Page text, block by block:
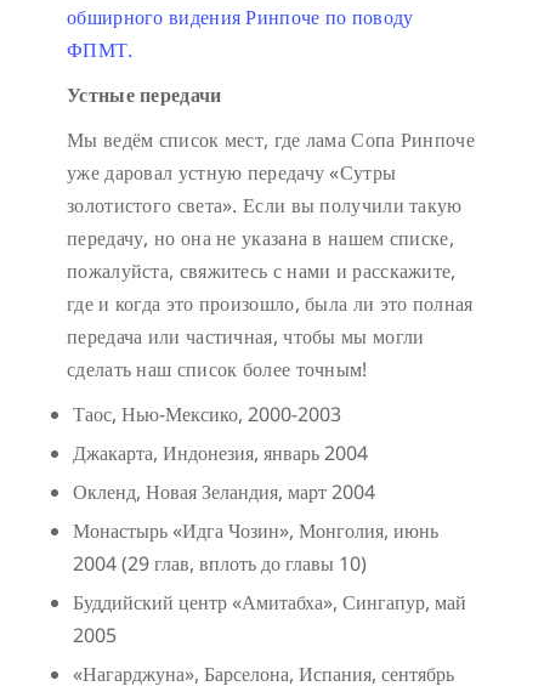
обширного видения Ринпоче по поводу
ФПМТ.
Устные передачи
Мы ведём список мест, где лама Сопа Ринпоче
уже даровал устную передачу «Сутры
золотистого света». Если вы получили такую
передачу, но она не указана в нашем списке,
пожалуйста, свяжитесь с нами и расскажите,
где и когда это произошло, была ли это полная
передача или частичная, чтобы мы могли
сделать наш список более точным!
Таос, Нью-Мексико, 2000-2003
Джакарта, Индонезия, январь 2004
Окленд, Новая Зеландия, март 2004
Монастырь «Идга Чозин», Монголия, июнь
2004 (29 глав, вплоть до главы 10)
Буддийский центр «Амитабха», Сингапур, май
2005
«Нагарджуна», Барселона, Испания, сентябрь